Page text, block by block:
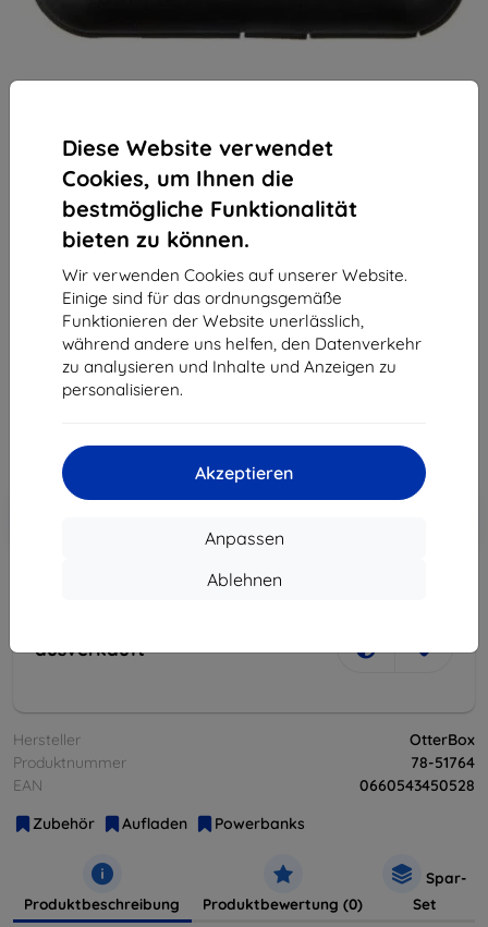
Diese Website verwendet
Cookies, um Ihnen die
bestmögliche Funktionalität
bieten zu können.
Wir verwenden Cookies auf unserer Website.
Einige sind für das ordnungsgemäße
Funktionieren der Website unerlässlich,
während andere uns helfen, den Datenverkehr
zu analysieren und Inhalte und Anzeigen zu
personalisieren.
Akzeptieren
Anpassen
Ablehnen
Ladegerät OTTERBOX POWERPACK 10000 mAh
USBC+USBA 2X5V/2.4A/12W (78-51764)
5,90 €
5,31 €
ohne MWSt
In den
ausverkauft
Hersteller
OtterBox
Produktnummer
78-51764
EAN
0660543450528
Zubehör
Aufladen Powerbanks
Produktbeschreibung Produktbewertung (0)
Spar-
Set